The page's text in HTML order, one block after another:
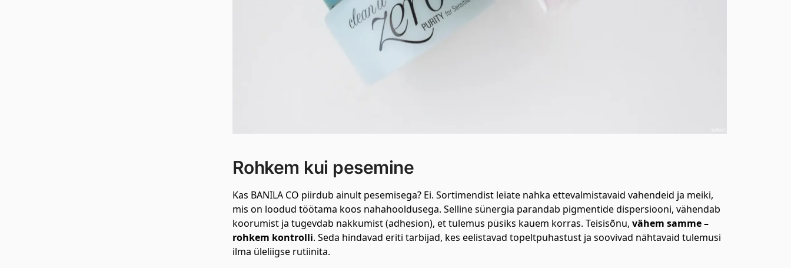
Rohkem kui pesemine
Kas BANILA CO piirdub ainult pesemisega? Ei. Sortimendist leiate nahka ettevalmistavaid vahendeid ja meiki,
mis on loodud töötama koos nahahooldusega. Selline sünergia parandab pigmentide dispersiooni, vähendab
koorumist ja tugevdab nakkumist (adhesion), et tulemus püsiks kauem korras. Teisisõnu, vähem samme –
rohkem kontrolli. Seda hindavad eriti tarbijad, kes eelistavad topeltpuhastust ja soovivad nähtavaid tulemusi
ilma üleliigse rutiinita.